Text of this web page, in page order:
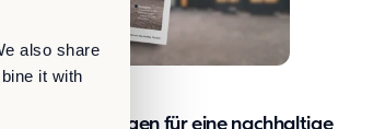
also share
it with
Lösungen für eine nachhaltige